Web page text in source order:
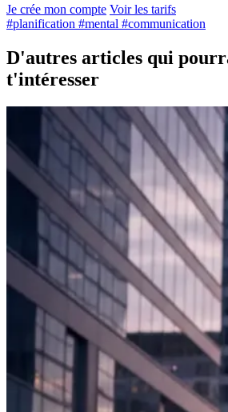
Je crée mon compte Voir les tarifs
#planification #mental #communication
D'autres articles qui
t'intéresser